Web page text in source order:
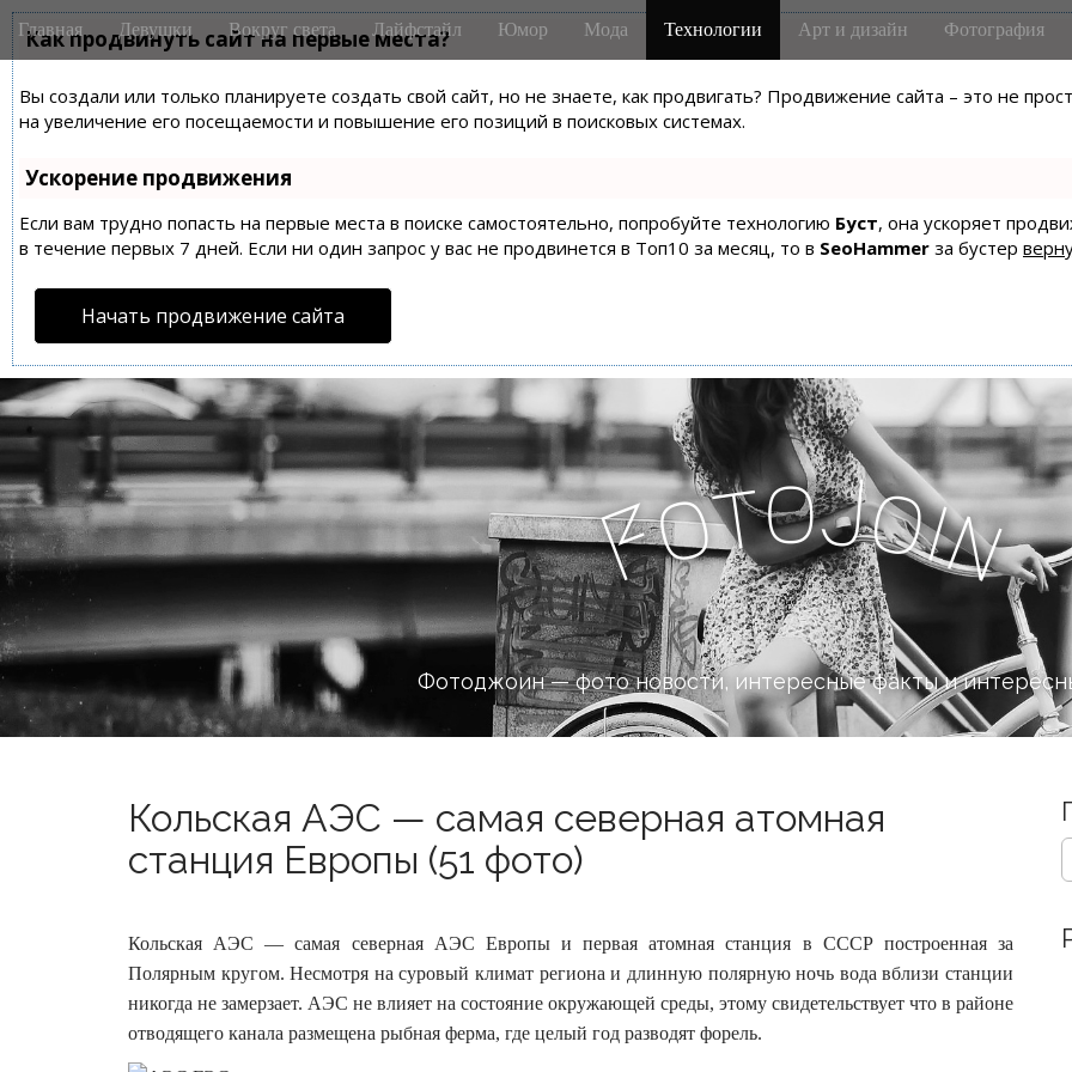
Как продвинуть сайт на первые места?
Вы создали или только планируете создать свой сайт, но не знаете, как продвигать? Продвижение сайта – это не
на увеличение его посещаемости и повышение его позиций в поисковых системах.
Ускорение продвижения
Если вам трудно попасть на первые места в поиске самостоятельно, попробуйте технологию Буст, она ускоряет
в течение первых 7 дней. Если ни один запрос у вас не продвинется в Топ10 за месяц, то в SeoHammer за бустер
Начать продвижение сайта
M
a
n
m
e
n
u
i
Главная Девушки Вокруг света Лайфстайл Юмор Мода Технологии Арт и дизайн Фотография
FotoJoi
n
Фотоджоин — фото новости, интересные факты и
Кольская АЭС — самая северная атомная
станция Европы (51 фото)
Кольская АЭС — самая северная АЭС Европы и первая атомная станция в СССР построенная за
Полярным кругом. Несмотря на суровый климат региона и длинную полярную ночь вода вблизи станции
никогда не замерзает. АЭС не влияет на состояние окружающей среды, этому свидетельствует что в районе
отводящего канала размещена рыбная ферма, где целый год разводят форель.
S
e
c